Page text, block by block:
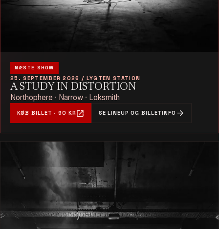
NÆSTE SHOW
25. SEPTEMBER 2026 / LYGTEN STATION
A STUDY IN DISTORTION
Northophere · Narrow · Loksmith
KØB BILLET · 90 KR open_in_new SE LINEUP OG BILLETINFO arrow_forward